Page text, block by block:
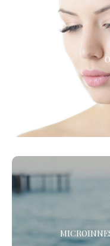
La
RIGENERA™ -
Scopri il nuovo